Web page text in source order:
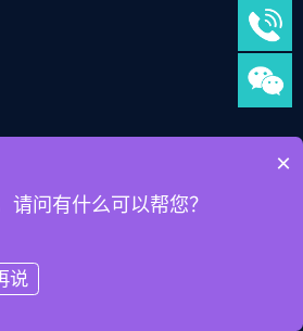
低压或高压电池系统
×
请问有什么可以帮您？
说